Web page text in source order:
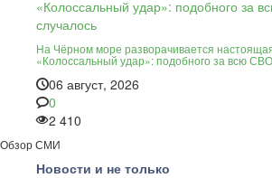
На Чёрном море разворачивается
«Колоссальный удар»: подобного за всю
06 август, 2026
0
2 410
Обзор СМИ
Новости и не только